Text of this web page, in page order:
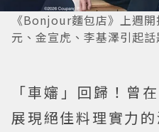
《Bonjour麵包店》上週
元、金宣虎、李基澤引起
「車嬸」回歸！曾
展現絕佳料理實力的